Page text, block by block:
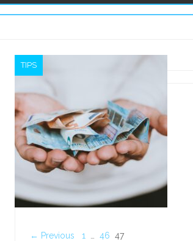
TIPS
Berichten
paginering
← Previous 1 46 47